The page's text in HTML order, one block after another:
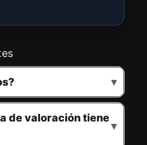
de valoración tiene